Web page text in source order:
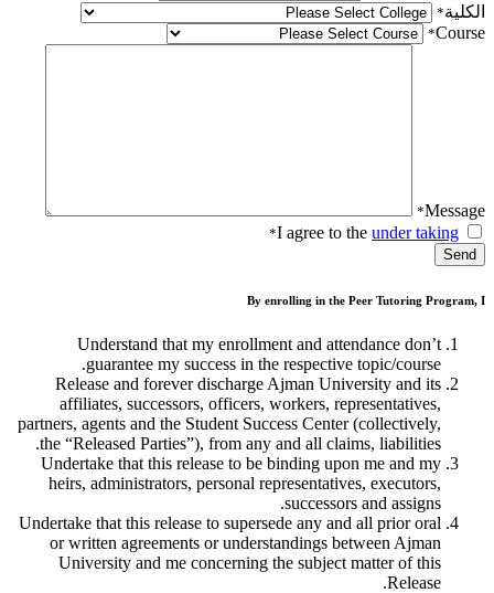
الكلية*
Course
*
Message
*
I agree to the under taking
*
Send
By enrolling in the Peer Tutoring Program, I
Understand that my enrollment and attendance don’t
guarantee my success in the respective topic/course.
Release and forever discharge Ajman University and its
affiliates, successors, officers, workers, representatives,
partners, agents and the Student Success Center (collectively,
the “Released Parties”), from any and all claims, liabilities.
Undertake that this release to be binding upon me and my
heirs, administrators, personal representatives, executors,
successors and assigns.
Undertake that this release to supersede any and all prior oral
or written agreements or understandings between Ajman
University and me concerning the subject matter of this
Release.